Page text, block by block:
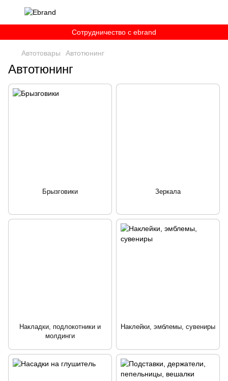
Сотрудничество c ebrand
Автотовары Автотюнинг
Автотюнинг
Брызговики Зеркала
Накладки, подлокотники и
молдинги
Наклейки, эмблемы, сувениры